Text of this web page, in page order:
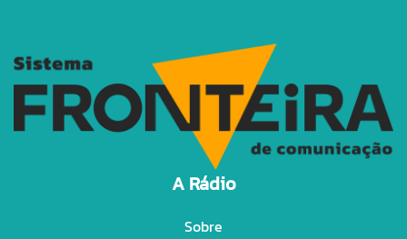
A Rádio
Sobre